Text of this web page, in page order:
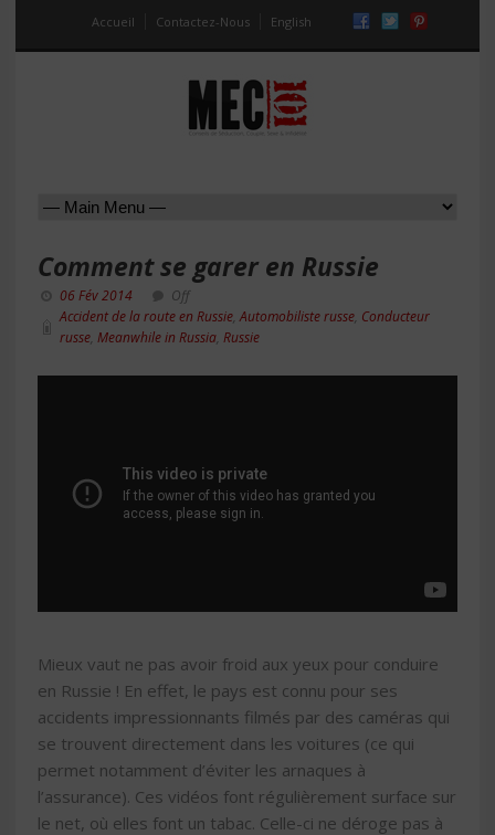
Accueil Contactez-Nous English
Comment se garer en Russie
06 Fév 2014
Off
Accident de la route en Russie ,Automobiliste russe Conducteur
russe Meanwhile in Russia Russie
Mieux vaut ne pas avoir froid aux yeux pour conduire
en Russie ! En effet, le pays est connu pour ses
accidents impressionnants filmés par des caméras qui
se trouvent directement dans les voitures (ce qui
permet notamment d’éviter les arnaques à
l’assurance). Ces vidéos font régulièrement surface sur
le net, où elles font un tabac. Celle-ci ne déroge pas à